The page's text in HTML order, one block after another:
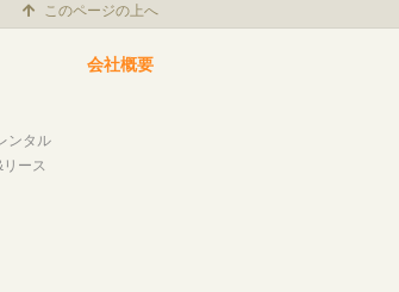
このページの上へ
ンタル
ース
会社概要